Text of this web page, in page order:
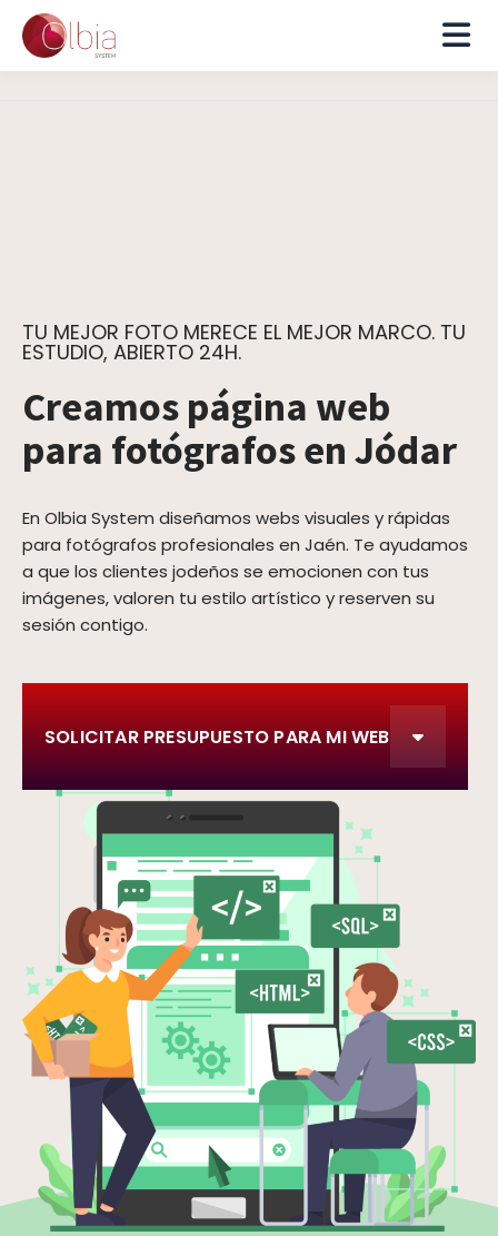
TU MEJOR FOTO MERECE EL MEJOR MARCO. TU
ESTUDIO, ABIERTO 24H.
Creamos página web
para fotógrafos en Jódar
En Olbia System diseñamos webs visuales y rápidas
para fotógrafos profesionales en Jaén. Te ayudamos
a que los clientes jodeños se emocionen con tus
imágenes, valoren tu estilo artístico y reserven su
sesión contigo.
SOLICITAR PRESUPUESTO PARA MI WEB